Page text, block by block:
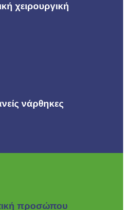
χειρουργική
νάρθηκες
προσώπου